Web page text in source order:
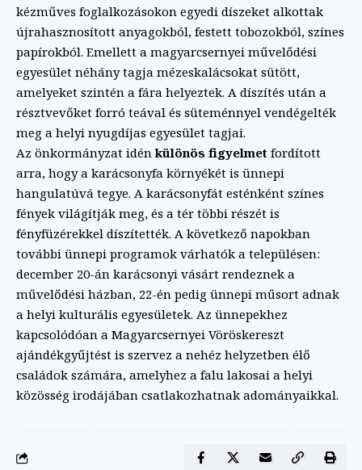
kézműves foglalkozásokon egyedi díszeket alkottak
újrahasznosított anyagokból, festett tobozokból, színes
papírokból. Emellett a magyarcsernyei művelődési
egyesület néhány tagja mézeskalácsokat sütött,
amelyeket szintén a fára helyeztek. A díszítés után a
résztvevőket forró teával és süteménnyel vendégelték
meg a helyi nyugdíjas egyesület tagjai.
Az önkormányzat idénkülönös figyelmet fordított
arra, hogy a karácsonyfa környékét is ünnepi
hangulatúvá tegye. A karácsonyfát esténként színes
fények világítják meg, és a tér többi részét is
fényfüzérekkel díszítették. A következő napokban
további ünnepi programok várhatók a településen:
december 20-án karácsonyi vásárt rendeznek a
művelődési házban, 22-én pedig ünnepi műsort adnak
a helyi kulturális egyesületek. Az ünnepekhez
kapcsolódóan a Magyarcsernyei Vöröskereszt
ajándékgyűjtést is szervez a nehéz helyzetben élő
családok számára, amelyhez a falu lakosai a helyi
közösség irodájában csatlakozhatnak adományaikkal.